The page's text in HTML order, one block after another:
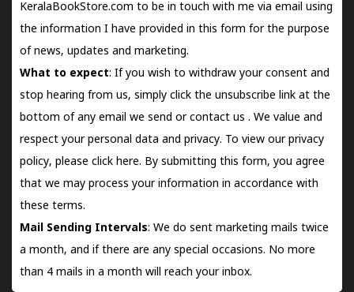
KeralaBookStore.com to be in touch with me via email using
the information I have provided in this form for the purpose
of news, updates and marketing.
What to expect: If you wish to withdraw your consent and
stop hearing from us, simply click the unsubscribe link at the
bottom of any email we send orcontact us . We value and
respect your personal data and privacy. To view our privacy
policy, please click here. By submitting this form, you agree
that we may process your information in accordance with
these terms.
Mail Sending Intervals: We do sent marketing mails twice
a month, and if there are any special occasions. No more
than 4 mails in a month will reach your inbox.